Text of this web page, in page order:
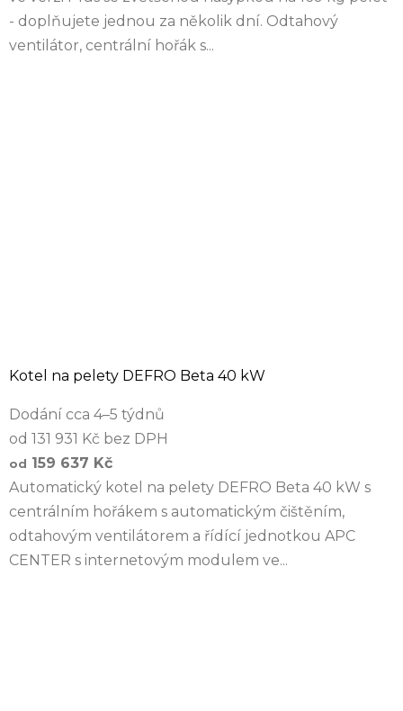
- doplňujete jednou za několik dní. Odtahový
ventilátor, centrální hořák s...
Kotel na pelety DEFRO Beta 40 kW
Dodání cca 4–5 týdnů
od 131 931 Kč bez DPH
od 159 637 Kč
Automatický kotel na pelety DEFRO Beta 40 kW s
centrálním hořákem s automatickým čištěním,
odtahovým ventilátorem a řídící jednotkou APC
CENTER s internetovým modulem ve...